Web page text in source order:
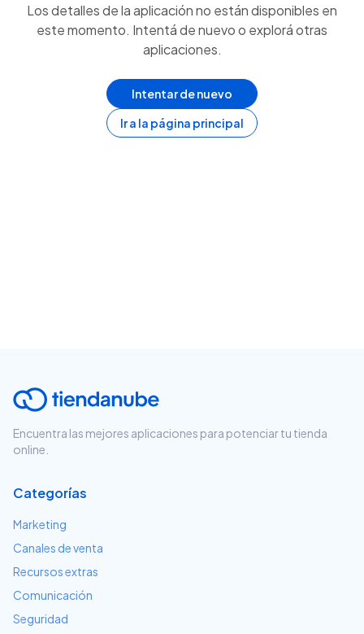
Los detalles de la aplicación no están disponibles en
este momento. Intentá de nuevo o explorá otras
aplicaciones.
Intentar de nuevo
Ir a la página principal
Encuentra las mejores aplicaciones para potenciar tu tienda
online.
Categorías
Marketing
Canales de venta
Recursos extras
Comunicación
Seguridad